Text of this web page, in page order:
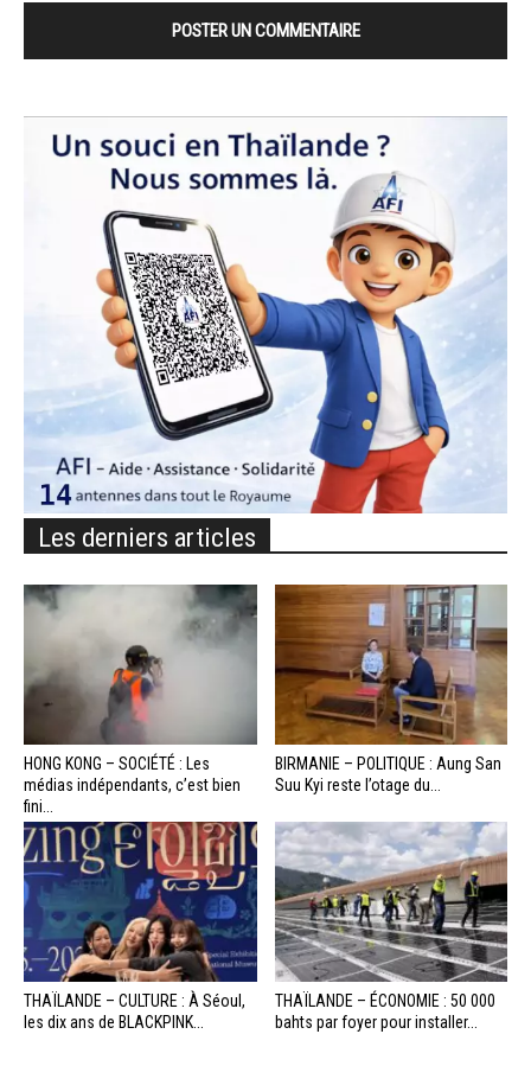
Les derniers articles
HONG KONG – SOCIÉTÉ : Les
médias indépendants, c’est bien
fini...
BIRMANIE – POLITIQUE : Aung San
Suu Kyi reste l’otage du...
THAÏLANDE – CULTURE : À Séoul,
les dix ans de BLACKPINK...
THAÏLANDE – ÉCONOMIE : 50 000
bahts par foyer pour installer...